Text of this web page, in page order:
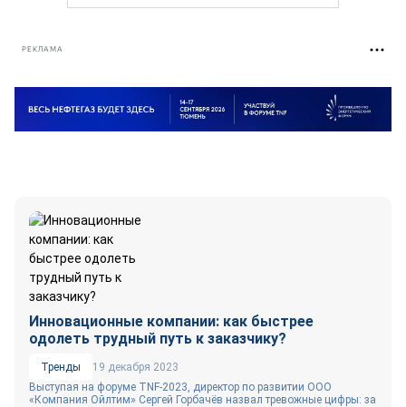
РЕКЛАМА
Инновационные компании: как быстрее
одолеть трудный путь к заказчику?
Тренды
19 декабря 2023
Выступая на форуме TNF-2023, директор по развитии ООО
«Компания Ойлтим» Сергей Горбачёв назвал тревожные цифры: за